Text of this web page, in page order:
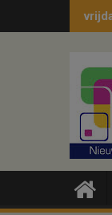
naar